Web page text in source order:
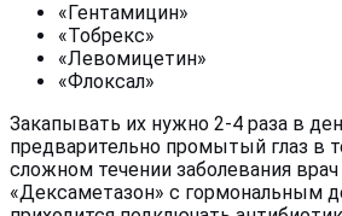
«Гентамицин»
«Тобрекс»
«Левомицетин»
«Флоксал»
Закапывать их нужно 2-4 раза в
предварительно промытый глаз в
сложном течении заболевания
«Дексаметазон» с гормональным